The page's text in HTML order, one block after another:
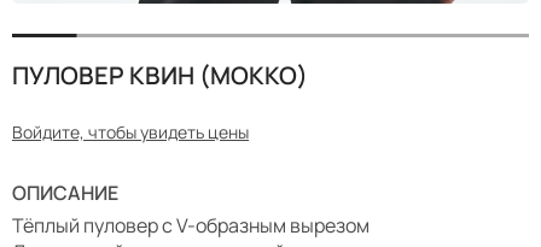
ПУЛОВЕР КВИН (МОККО)
Войдите, чтобы увидеть цены
ОПИСАНИЕ
Тёплый пуловер с V-образным вырезом